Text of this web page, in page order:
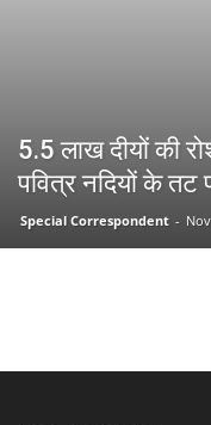
5.5 लाख दीयों की
पवित्र नदियों के
Special Correspondent -